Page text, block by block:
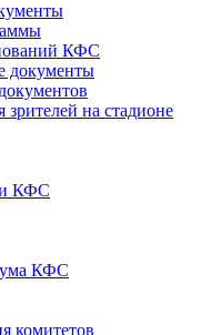
КФС
документы
на стадионе
КФС
КФС
комитетов